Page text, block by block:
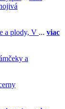
a plody, V ... viac
a